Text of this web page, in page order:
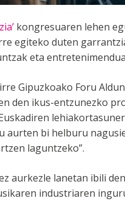
kongresuaren lehen
egiteko duten
eta
Gipuzkoako Foru
den ikus-entzunezko
aurten bi helburu
laguntzeko”.
aurkezle lanetan ibili
industriaren